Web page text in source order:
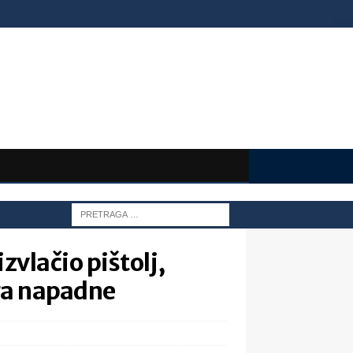
pištolj,
napadne